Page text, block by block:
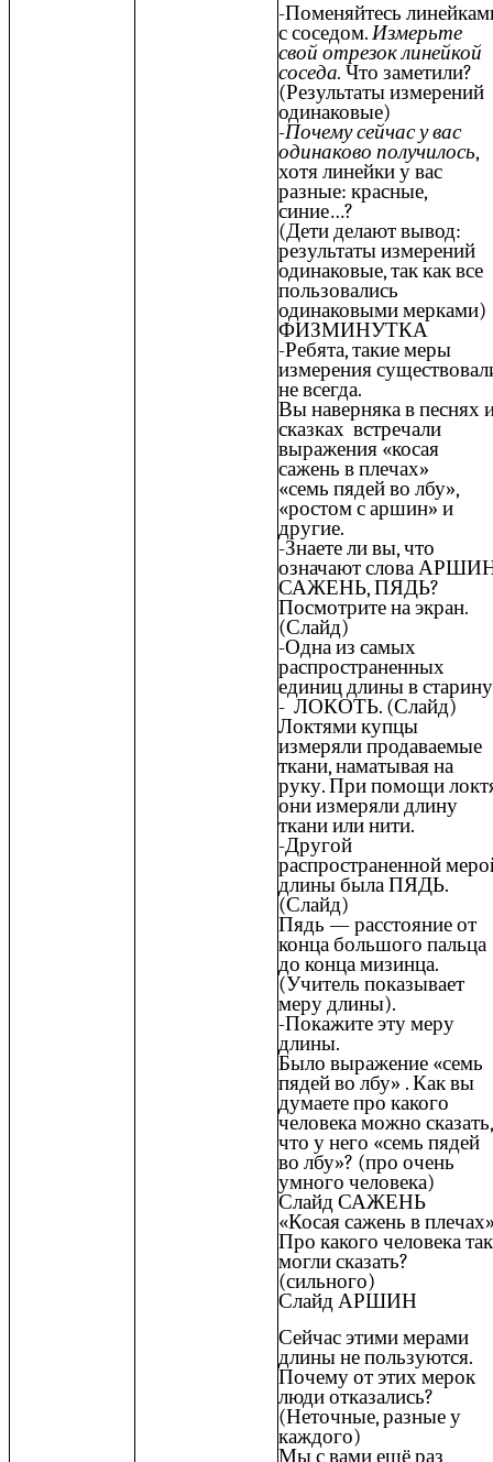
-Поменяйтесь
с соседом.Измерьте
свой отрезок линейкой
соседа. Что заметили?
(Результаты измерений
одинаковые)
-Почему сейчас у вас
одинаково получилось,
хотя линейки у вас
разные: красные,
синие…?
(Дети делают вывод:
результаты измерений
одинаковые, так как все
пользовались
одинаковыми мерками)
ФИЗМИНУТКА
-Ребята, такие меры
измерения
не всегда.
Вы наверняка в песнях
сказках встречали
выражения «косая
сажень в плечах»
«семь пядей во лбу»,
«ростом с аршин» и
другие.
-Знаете ли вы, что
означают слова
САЖЕНЬ, ПЯДЬ?
Посмотрите на экран.
(Слайд)
-Одна из самых
распространенных
единиц длины в старину
- ЛОКОТЬ. (Слайд)
Локтями купцы
измеряли продаваемые
ткани, наматывая на
руку. При помощи
они измеряли длину
ткани или нити.
-Другой
распространенной
длины была ПЯДЬ.
(Слайд)
Пядь — расстояние от
конца большого пальца
до конца мизинца.
(Учитель показывает
меру длины).
-Покажите эту меру
длины.
Было выражение «семь
пядей во лбу» . Как вы
думаете про какого
человека можно сказать,
что у него «семь пядей
во лбу»? (про очень
умного человека)
Слайд САЖЕНЬ
«Косая сажень в
Про какого человека так
могли сказать?
(сильного)
Слайд АРШИН
Сейчас этими мерами
длины не пользуются.
Почему от этих мерок
люди отказались?
(Неточные, разные у
каждого)
Мы с вами ещё раз